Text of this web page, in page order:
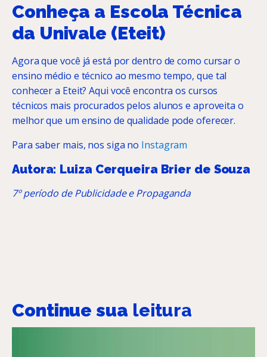
Conheça a Escola Técnica
da Univale (Eteit)
Agora que você já está por dentro de como cursar o
ensino médio e técnico ao mesmo tempo, que tal
conhecer a Eteit? Aqui você encontra os cursos
técnicos mais procurados pelos alunos e aproveita o
melhor que um ensino de qualidade pode oferecer.
Para saber mais, nos siga no Instagram
Autora: Luiza Cerqueira Brier de Souza
7º período de Publicidade e Propaganda
Continue sua leitura